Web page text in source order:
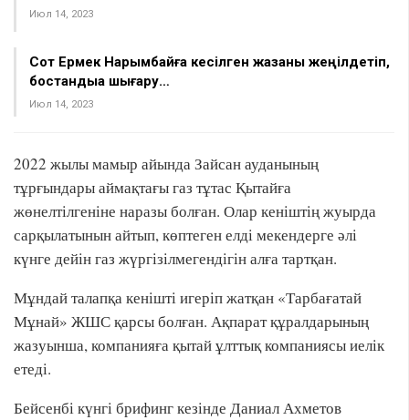
Июл 14, 2023
Сот Ермек Нарымбайға кесілген жазаны жеңілдетіп,
бостандыққа шығару…
Июл 14, 2023
2022 жылы мамыр айында Зайсан ауданының
тұрғындары аймақтағы газ тұтас Қытайға
жөнелтілгеніне наразы болған. Олар кеніштің жуырда
сарқылатынын айтып, көптеген елді мекендерге әлі
күнге дейін газ жүргізілмегендігін алға тартқан.
Мұндай талапқа кенішті игеріп жатқан «Тарбағатай
Мұнай» ЖШС қарсы болған. Ақпарат құралдарының
жазуынша, компанияға қытай ұлттық компаниясы иелік
етеді.
Бейсенбі күнгі брифинг кезінде Даниал Ахметов